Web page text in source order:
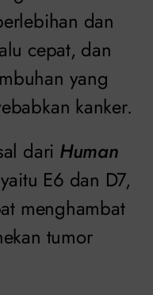
dan
cepat, dan
yang
kanker.
dari Human
E6 dan D7,
menghambat
tumor